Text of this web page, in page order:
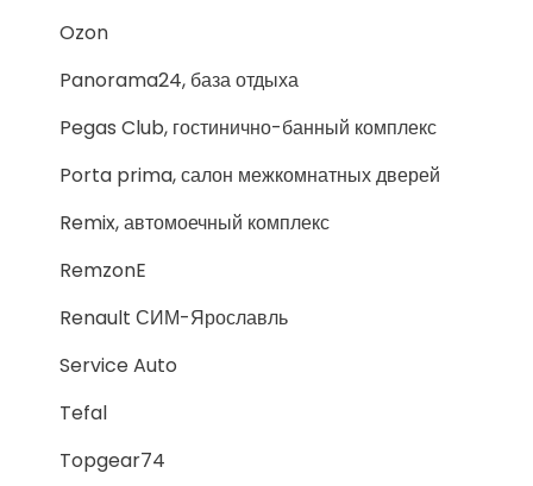
Ozon
Panorama24, база отдыха
Pegas Club, гостинично-банный комплекс
Porta prima, салон межкомнатных дверей
Remix, автомоечный комплекс
RemzonE
Renault СИМ-Ярославль
Service Auto
Tefal
Topgear74